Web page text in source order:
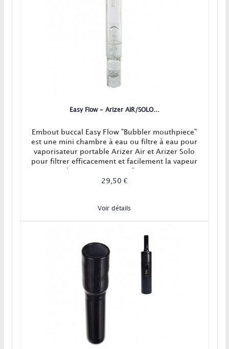
Easy Flow - Arizer AIR/SOLO...
Embout buccal Easy Flow "Bubbler mouthpiece"
est une mini chambre à eau ou filtre à eau pour
vaporisateur portable Arizer Air et Arizer Solo
pour filtrer efficacement et facilement la vapeur
29,50 €
Voir détails